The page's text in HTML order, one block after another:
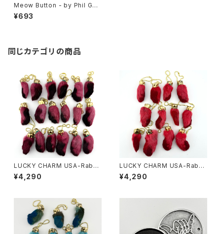
Meow Button - by Phil Guy
aka Burrito Breath
¥693
同じカテゴリの商品
LUCKY CHARM USA-Rabbi
ts Foot key chain,Burgund
y N.O.S.
¥4,290
LUCKY CHARM USA-Rabbi
ts Foot key chain,Red N.O.
S.
¥4,290